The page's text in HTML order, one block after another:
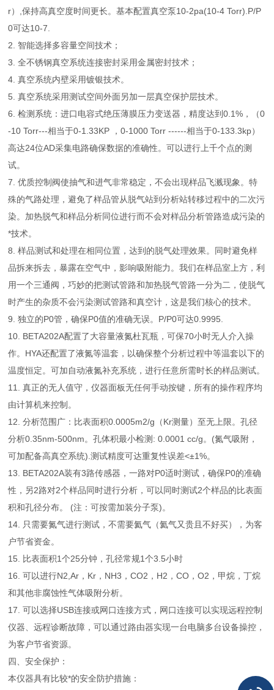
r）,保持高真空度时间更长。基本配置真空泵10-2pa(10-4 Torr).P/P
0可达10-7.
2. 智能选择多容量空间技术；
3. 全不锈钢真空系统连接密封采用金属密封技术；
4. 真空系统内壁采用镀银技术。
5. 真空系统采用测试空间外面另加一层真空保护层技术。
6. 检测系统：进口电容式绝压薄膜压力变送器，精度达到0.1%，（0
-10 Torr---相当于0-1.33KP ，0-1000 Torr ------相当于0-133.3kp）
高达24位AD采集电路确保数据的准确性。可以进行上千个点的测
试。
7. 优质控制阀使抽气和进气非常稳定，不会出现样品飞溅现象。特
殊的气路处理，避免了样品管从脱气站到分析站转移过程中的二次污
染。加热脱气和样品分析同位进行而不会对样品分析管路造成污染的
*技术。
8. 样品测试和处理在相同位置，达到的脱气处理效果。同时避免样
品拆来拆去，暴露在空气中，影响吸附能力。我们在样品室上方，利
用一个三通阀，巧妙的把测试管路和加热脱气管路一分为二，使脱气
时产生的杂质不会污染测试管路和真空计，这是我们核心的技术。
9. 独立的P0管，确保P0值的准确无误。P/P0可达0.9995.
10. BETA202A配置了大容量液氮杜瓦瓶，可保70小时无人介入操
作。HYA还配置了液氮等温套，以确保整个分析过程中等温套以下的
温度恒定。可加自动液氮补充系统，进行任意所需时长的样品测试。
11. 真正的无人值守，仪器面板无任何手动按键，所有的操作程序均
由计算机来控制。
12. 分析范围广：比表面积0.0005m2/g（Kr测量）至无上限。孔径
分析0.35nm-500nm。孔体积最小检测: 0.0001 cc/g。(氮气吸附，
可加配备高真空系统).测试精度可达重复性误差<±1%。
13. BETA202A装有3路传感器，一路对P0适时测试，确保P0的准确
性，另2路对2个样品同时进行分析，可以同时测试2个样品的比表面
积和孔径分布。 (注：可按需加装分子泵)。
14. 只需要氮气进行测试，不需要氦气（氦气又贵且不好买），为客
户节省资金。
15. 比表面积1个25分钟，孔径常规1个3.5小时
16. 可以进行N2,Ar，Kr，NH3，CO2，H2，CO，O2，甲烷，丁烷
和其他非腐蚀性气体吸附分析。
17. 可以选择USB连接或网口连接方式，网口连接可以实现远程控制
仪器、远程诊断故障，可以通过路由器实现一台电脑多台设备操控，
为客户节省资源。
四、安全保护：
本仪器具有比较*的安全防护措施：